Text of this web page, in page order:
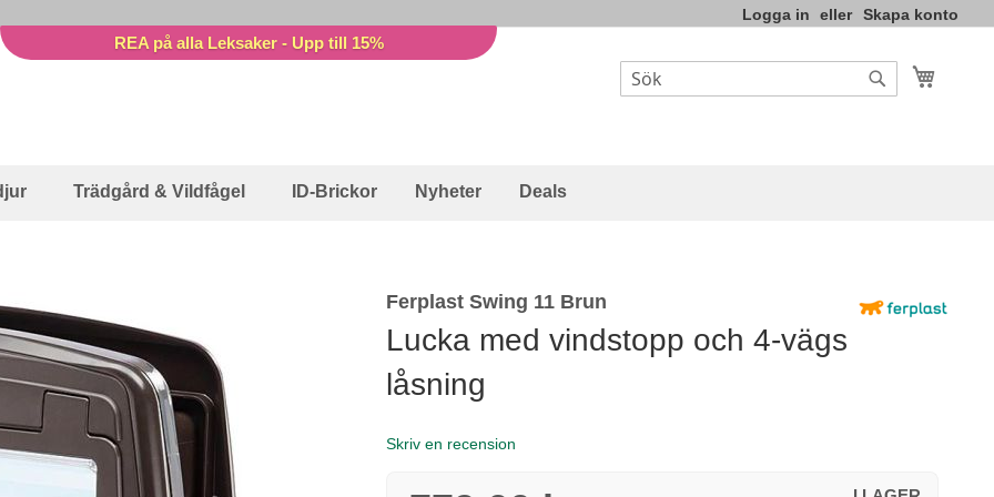
Logga in Skapa konto
REA på alla Leksaker - Upp till 15%
Sök
Trädgård & Vildfågel ID-Brickor Nyheter Deals
Ferplast Swing 11 Brun
Lucka med vindstopp och 4-vägs
låsning
Skriv en recension